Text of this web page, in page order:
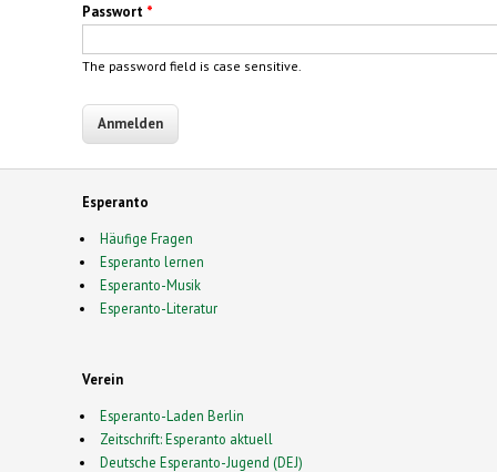
Passwort *
The password field is case sensitive.
Esperanto
Häufige Fragen
Esperanto lernen
Esperanto-Musik
Esperanto-Literatur
Verein
Esperanto-Laden Berlin
Zeitschrift: Esperanto aktuell
Deutsche Esperanto-Jugend (DEJ)